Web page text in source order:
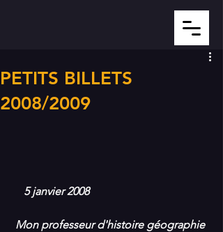
PETITS BILLETS
2008/2009
5 janvier 2008
Mon professeur d'histoire géographie